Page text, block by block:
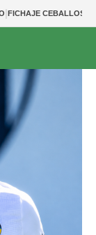
|FICHAJE CEBALLOS